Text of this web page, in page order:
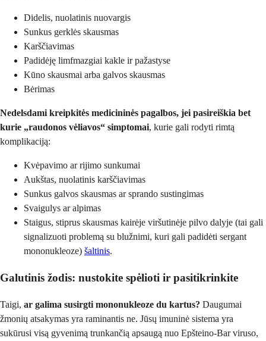
Didelis, nuolatinis nuovargis
Sunkus gerklės skausmas
Karščiavimas
Padidėję limfmazgiai kakle ir pažastyse
Kūno skausmai arba galvos skausmas
Bėrimas
Nedelsdami kreipkitės medicininės pagalbos, jei pasireiškia bet
kurie „raudonos vėliavos“ simptomai, kurie gali rodyti rimtą
komplikaciją:
Kvėpavimo ar rijimo sunkumai
Aukštas, nuolatinis karščiavimas
Sunkus galvos skausmas ar sprando sustingimas
Svaigulys ar alpimas
Staigus, stiprus skausmas kairėje viršutinėje pilvo dalyje (tai gali
signalizuoti problemą su blužnimi, kuri gali padidėti sergant
mononukleoze) šaltinis.
Galutinis žodis: nustokite spėlioti ir pasitikrinkite
Taigi, ar galima susirgti mononukleoze du kartus? Daugumai
žmonių atsakymas yra raminantis ne. Jūsų imuninė sistema yra
sukūrusi visą gyvenimą trunkančią apsaugą nuo Epšteino-Bar viruso,